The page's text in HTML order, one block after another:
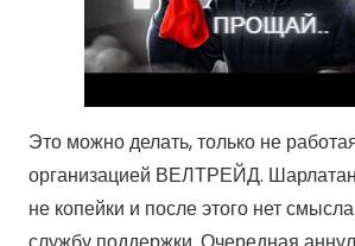
Это можно делать, только не
организацией ВЕЛТРЕЙД.
не копейки и после этого нет